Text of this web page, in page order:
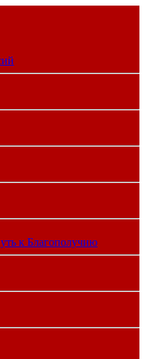
к Благополучию